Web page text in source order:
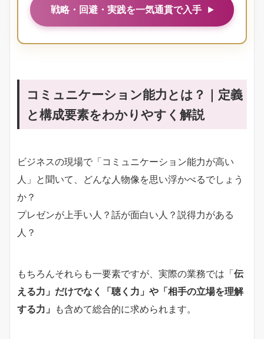
戦略・回避・実践を一気通貫で入手
コミュニケーション能力とは？｜定義
と構成要素をわかりやすく解説
ビジネスの現場で「コミュニケーション能力が高い
人」と聞いて、どんな人物像を思い浮かべるでしょう
か？
プレゼンが上手い人？話が面白い人？説得力がある
人？
もちろんそれらも一要素ですが、実際の業務では「伝
える力」だけでなく「聴く力」や「相手の立場を理解
する力」 も含めて総合的に求められます。